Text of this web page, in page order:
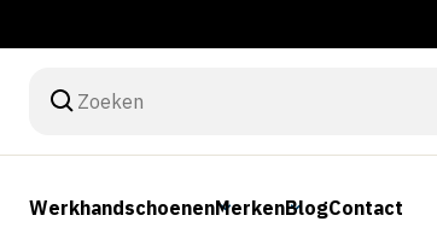
WerkhandschoenenMerkenBlogContact